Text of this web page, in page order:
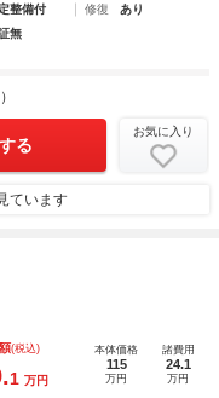
整備付 修復
あり
無
る
お気に入り
ています
(税込)
1 万円
本体価格
115
万円
諸費用
24.1
万円